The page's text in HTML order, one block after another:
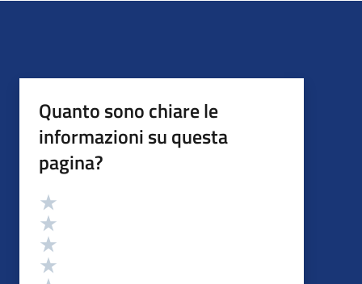
Quanto sono chiare le
informazioni su questa
pagina?
Valutazione